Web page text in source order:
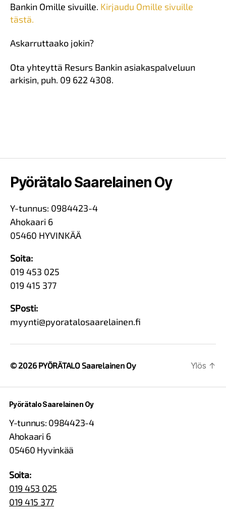
Bankin Omille sivuille. Kirjaudu Omille sivuille
tästä.
Askarruttaako jokin?
Ota yhteyttä Resurs Bankin asiakaspalveluun
arkisin, puh. 09 622 4308.
Pyörätalo Saarelainen Oy
Y-tunnus: 0984423-4
Ahokaari 6
05460 HYVINKÄÄ
Soita:
019 453 025
019 415 377
SPosti:
myynti@pyoratalosaarelainen.fi
© 2026 PYÖRÄTALO Saarelainen Oy Ylös ↑
Pyörätalo Saarelainen Oy
Y-tunnus: 0984423-4
Ahokaari 6
05460 Hyvinkää
Soita:
019 453 025
019 415 377